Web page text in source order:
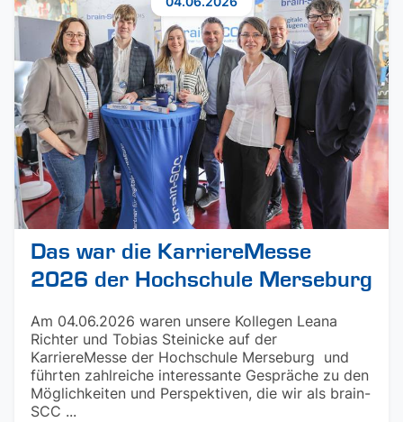
Das war die KarriereMesse
2026 der Hochschule Merseburg
Am 04.06.2026 waren unsere Kollegen Leana
Richter und Tobias Steinicke auf der
KarriereMesse der Hochschule Merseburg und
führten zahlreiche interessante Gespräche zu den
Möglichkeiten und Perspektiven, die wir als brain-
SCC ...